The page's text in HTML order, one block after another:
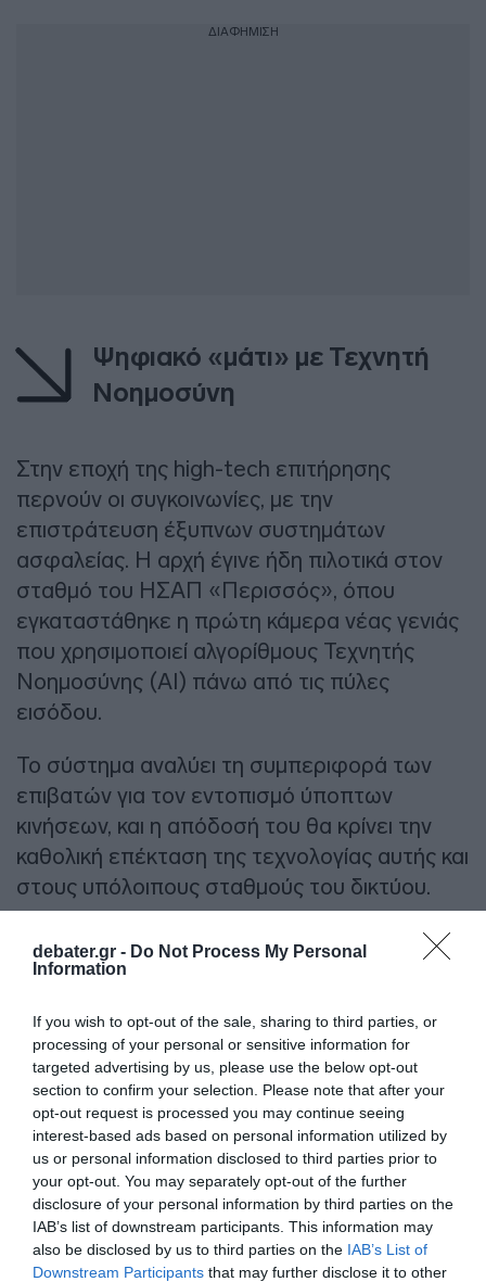
debater.gr - Do Not Process My Personal
Information
If you wish to opt-out of the sale, sharing to third parties, or
processing of your personal or sensitive information for
targeted advertising by us, please use the below opt-out
section to confirm your selection. Please note that after your
opt-out request is processed you may continue seeing
interest-based ads based on personal information utilized by
us or personal information disclosed to third parties prior to
your opt-out. You may separately opt-out of the further
disclosure of your personal information by third parties on the
IAB’s list of downstream participants. This information may
also be disclosed by us to third parties on the IAB’s List of
Downstream Participants that may further disclose it to other
ΔΙΑΦΗΜΙΣΗ
Ψηφιακό «μάτι» με Τεχνητή
Νοημοσύνη
Στην εποχή της high-tech επιτήρησης
περνούν οι συγκοινωνίες, με την
επιστράτευση έξυπνων συστημάτων
ασφαλείας. Η αρχή έγινε ήδη πιλοτικά στον
σταθμό του ΗΣΑΠ «Περισσός», όπου
εγκαταστάθηκε η πρώτη κάμερα νέας γενιάς
που χρησιμοποιεί αλγορίθμους Τεχνητής
Νοημοσύνης (AI) πάνω από τις πύλες
εισόδου.
Το σύστημα αναλύει τη συμπεριφορά των
επιβατών για τον εντοπισμό ύποπτων
κινήσεων, και η απόδοσή του θα κρίνει την
καθολική επέκταση της τεχνολογίας αυτής και
στους υπόλοιπους σταθμούς του δικτύου.
Προσθήκη ως προτεινόμενη
πηγή στην Google